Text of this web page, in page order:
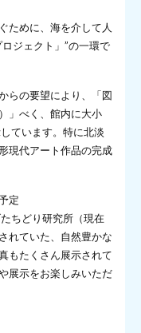
ために、海を介して人
ジェクト」”の一環で
らの要望により、「図
」べく、館内に大小
ています。特に北淡
現代アート作品の完成
定
ちどり研究所（現在
れていた、自然豊かな
もたくさん展示されて
展示をお楽しみいただ